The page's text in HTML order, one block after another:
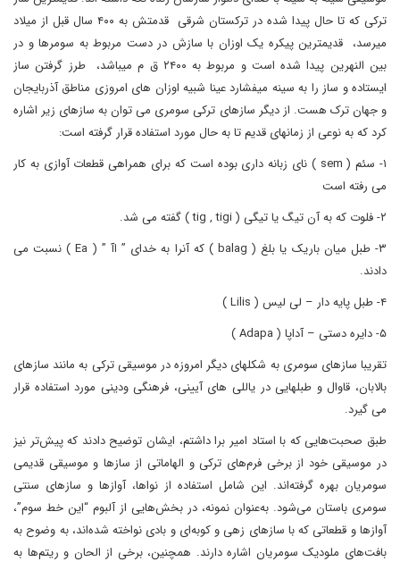
ترکی که تا حال پیدا شده در ترکستان شرقی قدمتش به ۴۰۰ سال قبل از میلاد
میرسد، قدیمترین پیکره یک اوزان با سازش در دست مربوط به سومرها و در
بین النهرین پیدا شده است و مربوط به ۲۴۰۰ ق م میباشد، طرز گرفتن ساز
ایستاده و ساز را به سینه میفشارد عینا شبیه اوزان های امروزی مناطق آذربایجان
و جهان ترک هست. از دیگر سازهای ترکی سومری می توان به سازهای زیر اشاره
کرد که به نوعی از زمانهای قدیم تا به حال مورد استفاده قرار گرفته است:
۱- سئم ( sem ) نای زبانه داری بوده است که برای همراهی قطعات آوازی به کار
می رفته است
۲- فلوت که به آن تیگ یا تیگی ( tig , tigi ) گفته می شد.
۳- طبل میان باریک یا بلغ ( balag ) که آنرا به خدای ” اآ ” ( Ea ) نسبت می
دادند.
۴- طبل پایه دار – لی لیس ( Lilis )
۵- دایره دستی – آداپا ( Adapa )
تقریبا سازهای سومری به شکلهای دیگر امروزه در موسیقی ترکی به مانند سازهای
بالابان، قاوال و طبلهایی در یاللی های آیینی، فرهنگی ودینی مورد استفاده قرار
می گیرد.
طبق صحبت‌هایی که با استاد امیر برا داشتم، ایشان توضیح دادند که پیش‌تر نیز
در موسیقی خود از برخی فرم‌های ترکی و الهاماتی از سازها و موسیقی قدیمی
سومریان بهره گرفته‌اند. این شامل استفاده از نواها، آوازها و سازهای سنتی
سومری باستان می‌شود. به‌عنوان نمونه، در بخش‌هایی از آلبوم “این خط سوم”،
آوازها و قطعاتی که با سازهای زهی و کوبه‌ای و بادی نواخته شده‌اند، به وضوح به
بافت‌های ملودیک سومریان اشاره دارند. همچنین، برخی از الحان و ریتم‌ها به